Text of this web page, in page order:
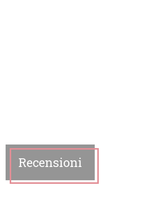
Recensioni